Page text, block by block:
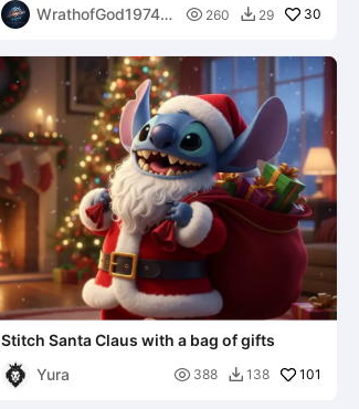
WrathofGod1974
 260  29 30
Stitch Santa Claus with a bag of gifts
Yura
 388  138 101